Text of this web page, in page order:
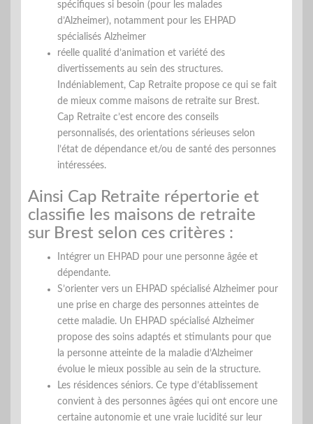
spécifiques si besoin (pour les malades
d’Alzheimer), notamment pour les EHPAD
spécialisés Alzheimer
réelle qualité d’animation et variété des
divertissements au sein des structures.
Indéniablement, Cap Retraite propose ce qui se fait
de mieux comme maisons de retraite sur Brest.
Cap Retraite c’est encore des conseils
personnalisés, des orientations sérieuses selon
l’état de dépendance et/ou de santé des personnes
intéressées.
Ainsi Cap Retraite répertorie et
classifie les maisons de retraite
sur Brest selon ces critères :
Intégrer un EHPAD pour une personne âgée et
dépendante.
S’orienter vers un EHPAD spécialisé Alzheimer pour
une prise en charge des personnes atteintes de
cette maladie. Un EHPAD spécialisé Alzheimer
propose des soins adaptés et stimulants pour que
la personne atteinte de la maladie d’Alzheimer
évolue le mieux possible au sein de la structure.
Les résidences séniors. Ce type d’établissement
convient à des personnes âgées qui ont encore une
certaine autonomie et une vraie lucidité sur leur